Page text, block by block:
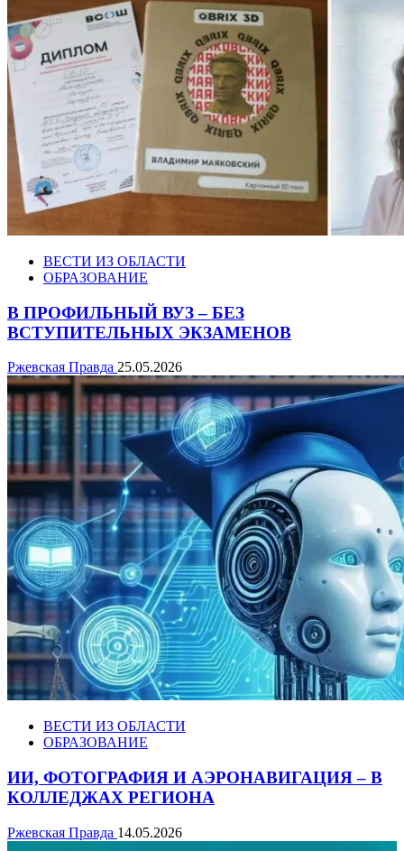
ВЕСТИ ИЗ ОБЛАСТИ
ОБРАЗОВАНИЕ
В ПРОФИЛЬНЫЙ ВУЗ – БЕЗ
ВСТУПИТЕЛЬНЫХ ЭКЗАМЕНОВ
Ржевская Правда 25.05.2026
ВЕСТИ ИЗ ОБЛАСТИ
ОБРАЗОВАНИЕ
ИИ, ФОТОГРАФИЯ И АЭРОНАВИГАЦИЯ – В
КОЛЛЕДЖАХ РЕГИОНА
Ржевская Правда 14.05.2026